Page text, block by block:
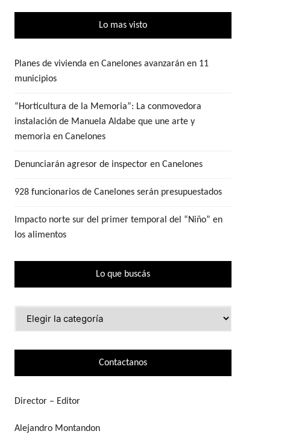
Lo mas visto
Planes de vivienda en Canelones avanzarán en 11
municipios
“Horticultura de la Memoria”: La conmovedora
instalación de Manuela Aldabe que une arte y
memoria en Canelones
Denunciarán agresor de inspector en Canelones
928 funcionarios de Canelones serán presupuestados
Impacto norte sur del primer temporal del “Niño” en
los alimentos
Lo que buscás
Contactanos
Director – Editor
Alejandro Montandon